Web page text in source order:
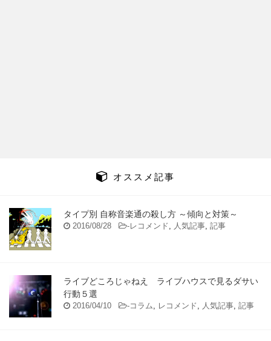
オススメ記事
タイプ別 自称音楽通の殺し方 ～傾向と対策～
2016/08/28 -レコメンド, 人気記事, 記事
ライブどころじゃねえ ライブハウスで見るダサい
行動５選
2016/04/10 -コラム, レコメンド, 人気記事, 記事